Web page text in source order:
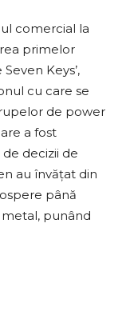
comercial la
primelor
Keys’,
cu care se
de power
a fost
decizii de
au învățat din
până
punând